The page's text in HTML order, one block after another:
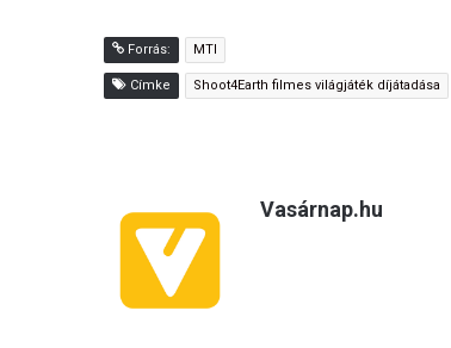
Forrás: MTI
Címke Shoot4Earth filmes világjáték díjátadása
Vasárnap.hu